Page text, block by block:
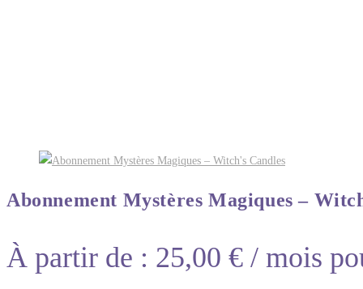
Abonnement Mystères Magiques –
À partir de : 25,00 € / mois